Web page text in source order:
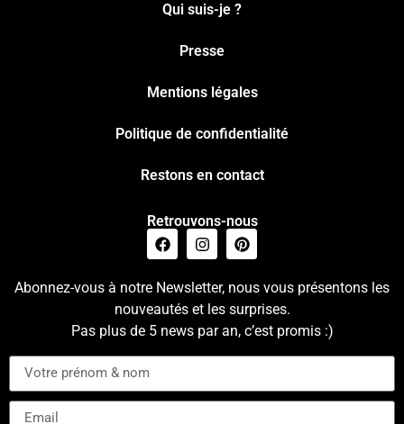
Qui suis-je ?
Presse
Mentions légales
Politique de confidentialité
Restons en contact
Retrouvons-nous
Abonnez-vous à notre Newsletter, nous vous présentons les
nouveautés et les surprises.
Pas plus de 5 news par an, c’est promis :)